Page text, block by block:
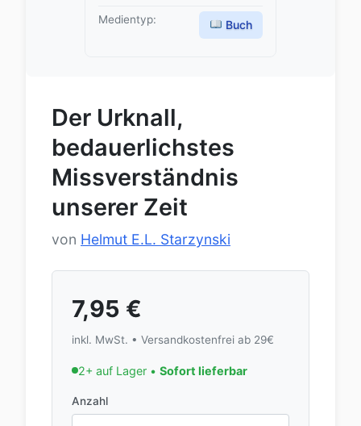
Medientyp: Buch
Der Urknall,
bedauerlichstes
Missverständnis
unserer Zeit
von Helmut E.L. Starzynski
7,95 €
inkl. MwSt. • Versandkostenfrei ab 29€
2+ auf Lager • Sofort lieferbar
Anzahl